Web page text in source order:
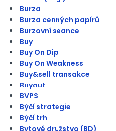
Burza
Burza cenných papírů
Burzovní seance
Buy
Buy On Dip
Buy On Weakness
Buy&sell transakce
Buyout
BVPS
Býčí strategie
Býčí trh
Bytové družstvo (BD)